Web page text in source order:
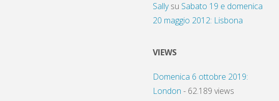
Sallysu Sabato 19 e domenica
20 maggio 2012: Lisbona
VIEWS
Domenica 6 ottobre 2019:
London - 62.189 views